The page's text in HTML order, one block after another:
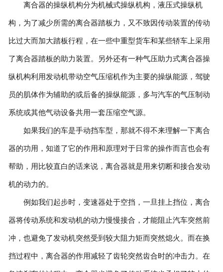
离合器的操纵机构分为机械式操纵机构，液压式操纵机
构，为了减少所需的离合器踏板力，又不致因传动装置的传动
比过大而加大踏板行程，在一些中重型货车和某些轿车上采用
了离合器踏板的助力装置。另外还有一种气压助力式离合器操
纵机构利用发动机带动空气压缩机作为主要的操纵能源，驾驶
员的肌体作为辅助的或后备的操纵能源，多与汽车的气压制动
系统或其他气动设备共用一套压缩空气源。
如果我们的车是手动挡车型，那就不得不来理解一下离合
器的功用，知道了它的作用和原理对于日常的操作而言也会有
帮助，用比较直白的话来说，离合器就是用来切断和接合发动
机的动力的。
例如我们起步时，变速器处于空挡，一旦挂上挡位，离合
器将传动系统和发动机的动力慢慢接合，才能阻止汽车突然前
冲，也避免了发动机突然受到较大阻力矩而突然熄火。而在换
挡过程中，离合器的作用减轻了齿轮突然齿合时的冲击力。在